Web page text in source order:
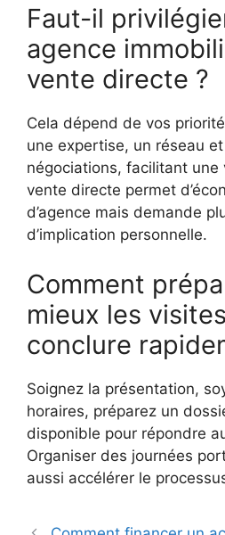
Faut-il
agence
vente directe ?
Cela dépend de vos
une expertise, un réseau
négociations, facilitant une
vente directe permet
d’agence mais demande
d’implication personnelle.
Comment
mieux les
conclure
Soignez la présentation,
horaires, préparez un
disponible pour répondre
Organiser des journées
aussi accélérer le